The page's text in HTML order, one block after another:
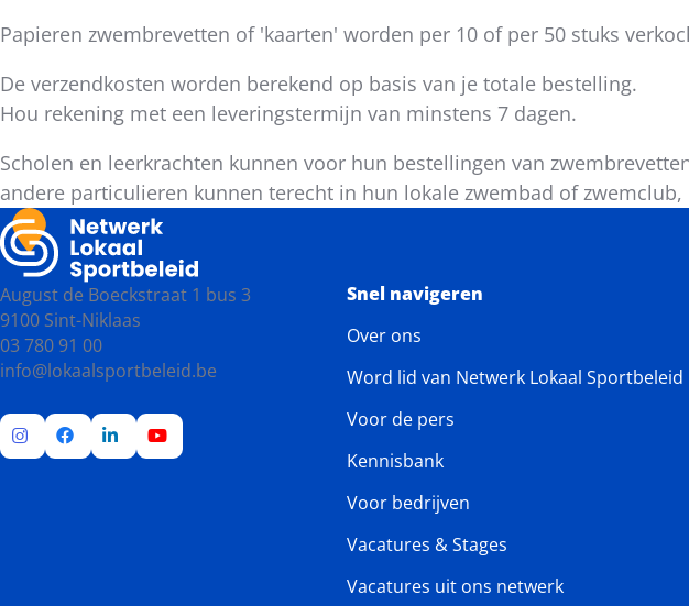
Papieren zwembrevetten of 'kaarten' worden per 10 of per 50 stuks
De verzendkosten worden berekend op basis van je totale bestelling.
Hou rekening met een leveringstermijn van minstens 7 dagen.
Scholen en leerkrachten kunnen voor hun bestellingen van
andere particulieren kunnen terecht in hun lokale zwembad of
August de Boeckstraat 1 bus 3
9100 Sint-Niklaas
03 780 91 00
info@lokaalsportbeleid.be
Snel navigeren
Over ons
Word lid van Netwerk Lokaal Sportbeleid
Voor de pers
Kennisbank
Voor bedrijven
Vacatures & Stages
Vacatures uit ons netwerk